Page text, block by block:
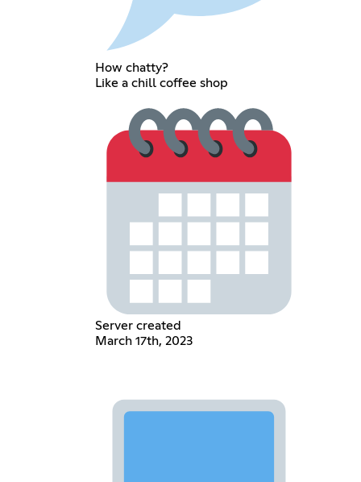
How chatty?
Like a chill coffee shop
Server created
March 17th, 2023